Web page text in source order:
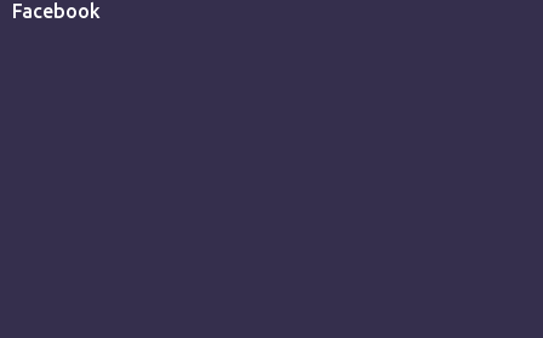
Facebook